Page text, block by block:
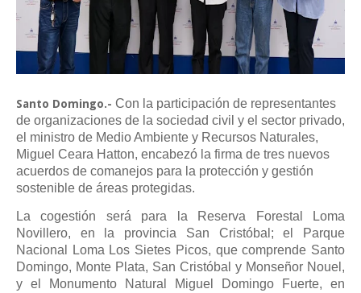
Santo Domingo.- Con la participación de representantes
de organizaciones de la sociedad civil y el sector privado,
el ministro de Medio Ambiente y Recursos Naturales,
Miguel Ceara Hatton, encabezó la firma de tres nuevos
acuerdos de comanejos para la protección y gestión
sostenible de áreas protegidas.
La cogestión será para la Reserva Forestal Loma
Novillero, en la provincia San Cristóbal; el Parque
Nacional Loma Los Sietes Picos, que comprende Santo
Domingo, Monte Plata, San Cristóbal y Monseñor Nouel,
y el Monumento Natural Miguel Domingo Fuerte, en